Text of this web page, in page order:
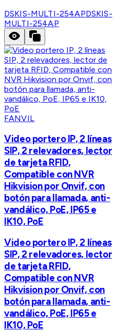
DSKIS-MULTI-254APDSKIS-
MULTI-254AP
FANVIL
Video portero IP, 2 líneas
SIP, 2 relevadores, lector
de tarjeta RFID,
Compatible con NVR
Hikvision por Onvif, con
botón para llamada, anti-
vandálico, PoE, IP65 e
IK10, PoE
Video portero IP, 2 líneas
SIP, 2 relevadores, lector
de tarjeta RFID,
Compatible con NVR
Hikvision por Onvif, con
botón para llamada, anti-
vandálico, PoE, IP65 e
IK10, PoE